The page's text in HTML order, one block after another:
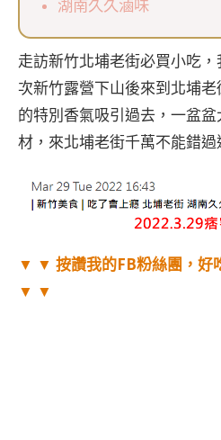
湖南久久滷味
走訪新竹北埔老街必買小吃
次新竹露營下山後來到北埔
的特別香氣吸引過去，一盆
材，來北埔老街千萬不能錯過
▼ ▼ 按讚我的FB粉絲團，好
▼ ▼